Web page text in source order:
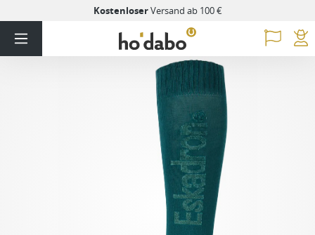
KostenloserVersand ab 100 €